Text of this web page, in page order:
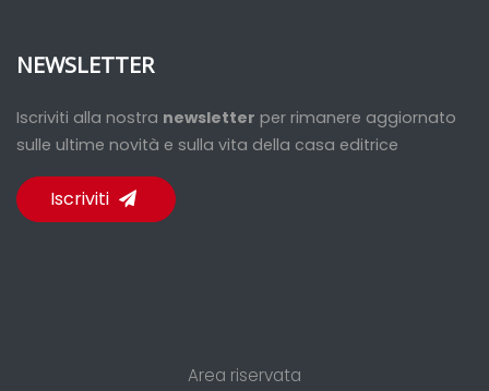
NEWSLETTER
Iscriviti alla nostra newsletter per rimanere aggiornato
sulle ultime novità e sulla vita della casa editrice
Iscriviti
Area riservata